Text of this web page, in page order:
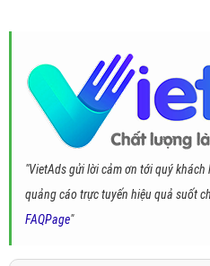
"VietAds gửi lời cảm ơn tới quý
quảng cáo trực tuyến hiệu quả suốt
FAQPage"